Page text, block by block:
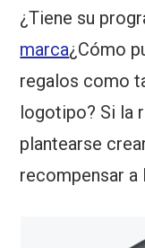
¿Tiene su
marca¿Cómo
regalos como
logotipo? Si la
plantearse
recompensar a